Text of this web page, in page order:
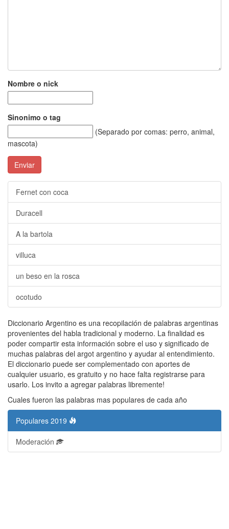
Nombre o nick
Sinonimo o tag
(Separado por comas: perro, animal,
mascota)
Enviar
Fernet con coca
Duracell
A la bartola
villuca
un beso en la rosca
ocotudo
Diccionario Argentino es una recopilación de palabras argentinas
provenientes del habla tradicional y moderno. La finalidad es
poder compartir esta información sobre el uso y significado de
muchas palabras del argot argentino y ayudar al entendimiento.
El diccionario puede ser complementado con aportes de
cualquier usuario, es gratuito y no hace falta registrarse para
usarlo. Los invito a agregar palabras libremente!
Cuales fueron las palabras mas populares de cada año
Populares 2019
Moderación